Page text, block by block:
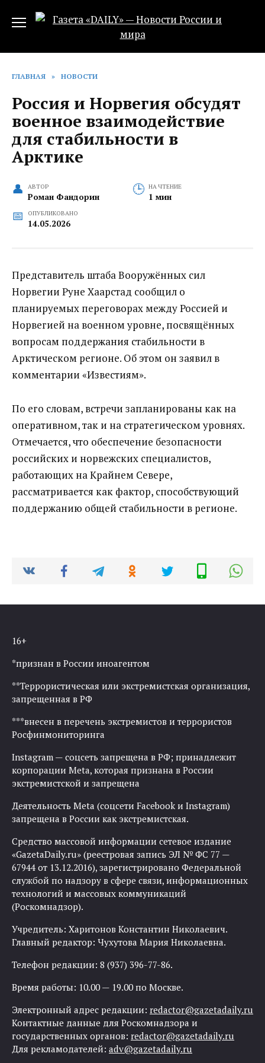
ГЛАВНАЯ » НОВОСТИ
Россия и Норвегия обсудят
военное взаимодействие
для стабильности в
Арктике
АВТОР
Роман Фандорин
НА ЧТЕНИЕ
1 мин
ОПУБЛИКОВАНО
14.05.2026
Представитель штаба Вооружённых сил
Норвегии Руне Хаарстад сообщил о
планируемых переговорах между Россией и
Норвегией на военном уровне, посвящённых
вопросам поддержания стабильности в
Арктическом регионе. Об этом он заявил в
комментарии «Известиям».
По его словам, встречи запланированы как на
оперативном, так и на стратегическом уровнях.
Отмечается, что обеспечение безопасности
российских и норвежских специалистов,
работающих на Крайнем Севере,
рассматривается как фактор, способствующий
поддержанию общей стабильности в регионе.
16+
*признан в России иноагентом
**Террористическая или экстремистская организация,
запрещенная в РФ
***внесен в перечень экстремистов и террористов
Росфинмониторинга
Instagram — соцсеть запрещена в РФ; принадлежит
корпорации Meta, которая признана в России
экстремистской и запрещена
Деятельность Meta (соцсети Facebook и Instagram)
запрещена в России как экстремистская.
Средство массовой информации сетевое издание
«GazetaDaily.ru» (реестровая запись ЭЛ № ФС 77 —
67944 от 13.12.2016), зарегистрировано Федеральной
службой по надзору в сфере связи, информационных
технологий и массовых коммуникаций
(Роскомнадзор).
Учредитель: Харитонов Константин Николаевич.
Главный редактор: Чухутова Мария Николаевна.
Телефон редакции: 8 (937) 396-77-86.
Время работы: 10.00 — 19.00 по Москве.
Электронный адрес редакции: redactor@gazetadaily.ru
Контактные данные для Роскомнадзора и
государственных органов: redactor@gazetadaily.ru
Для рекламодателей: adv@gazetadaily.ru